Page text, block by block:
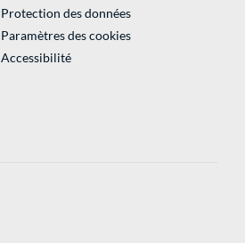
Protection des données
Paramètres des cookies
Accessibilité